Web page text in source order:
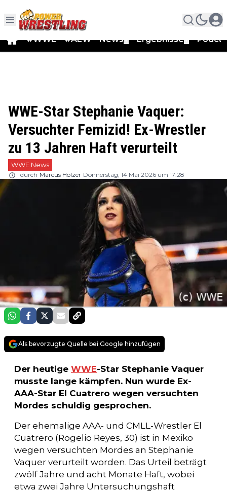
#WWE #AEW News Ergebnisse
WWE-Star Stephanie Vaquer:
Versuchter Femizid! Ex-Wrestler
zu 13 Jahren Haft verurteilt
WWE News
durch Marcus Holzer Donnerstag, 14 Mai 2026 um 17:28
Als bevorzugte Quelle bei Google hinzufügen
Der heutige WWE-Star Stephanie Vaquer
musste lange kämpfen. Nun wurde Ex-
AAA-Star El Cuatrero wegen versuchten
Mordes schuldig gesprochen.
Der ehemalige AAA- und CMLL-Wrestler El
Cuatrero (Rogelio Reyes, 30) ist in Mexiko
wegen versuchten Mordes an Stephanie
Vaquer verurteilt worden. Das Urteil beträgt
zwölf Jahre und acht Monate Haft, wobei
etwa zwei Jahre Untersuchungshaft